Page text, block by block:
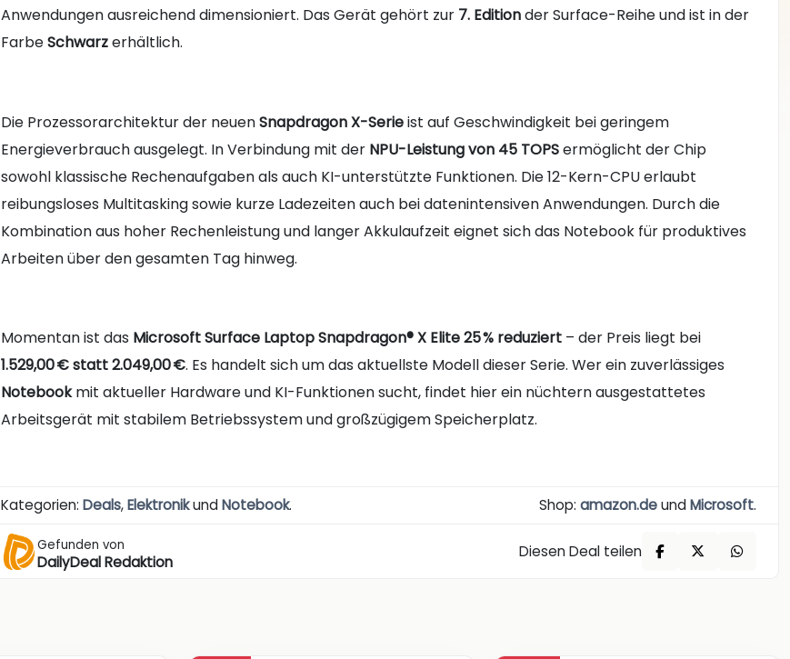
Anwendungen ausreichend dimensioniert. Das Gerät gehört zur 7. Editionder Surface-Reihe und ist in der
FarbeSchwarzerhältlich.
Die Prozessorarchitektur der neuenSnapdragon X-Serieist auf Geschwindigkeit bei geringem
Energieverbrauch ausgelegt. In Verbindung mit der NPU-Leistung von 45 TOPSermöglicht der Chip
sowohl klassische Rechenaufgaben als auch KI-unterstützte Funktionen. Die 12-Kern-CPU erlaubt
reibungsloses Multitasking sowie kurze Ladezeiten auch bei datenintensiven Anwendungen. Durch die
Kombination aus hoher Rechenleistung und langer Akkulaufzeit eignet sich das Notebook für produktives
Arbeiten über den gesamten Tag hinweg.
Momentan ist das Microsoft Surface Laptop Snapdragon® X Elite25 % reduziert – der Preis liegt bei
1.529,00 € statt 2.049,00 €. Es handelt sich um das aktuellste Modell dieser Serie. Wer ein zuverlässiges
Notebookmit aktueller Hardware und KI-Funktionen sucht, findet hier ein nüchtern ausgestattetes
Arbeitsgerät mit stabilem Betriebssystem und großzügigem Speicherplatz.
Kategorien:Deals,ElektronikundNotebook. Shop: amazon.deundMicrosoft.
Gefunden von
DailyDeal Redaktion
Diesen Deal teilen